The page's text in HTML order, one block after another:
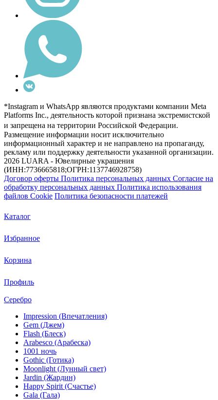
*Instagram и WhatsApp являются продуктами компании Meta
Platforms Inc., деятельность которой признана экстремистской
и запрещена на территории Российской Федерации.
Размещение информации носит исключительно
информационный характер и не направлено на пропаганду,
рекламу или поддержку деятельности указанной организации.
2026 LUARA - Ювелирные украшения
(ИНН:7736665818;ОГРН:1137746928758)
Договор оферты Политика персональных данных Согласие на
обработку персональных данных Политика использования
файлов Cookie Политика безопасности платежей
Каталог
Избранное
Корзина
Профиль
Серебро
Impression (Впечатления)
Gem (Джем)
Flash (Блеск)
Arabesco (Арабеска)
1001 ночь
Gothic (Готика)
Moonlight (Лунный свет)
Jardin (Жардин)
Happy Spirit (Счастье)
Gala (Гала)